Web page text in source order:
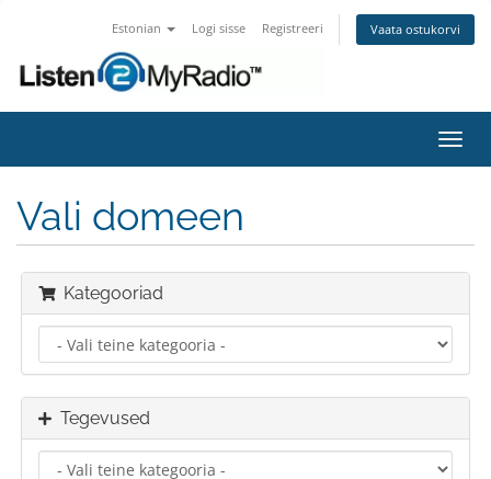
Estonian Logi sisse Registreeri Vaata ostukorvi
Vali domeen
Kategooriad
Tegevused